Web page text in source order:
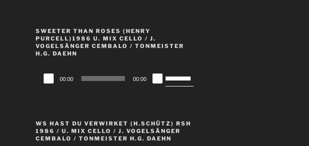
zu
SWEETER THAN ROSES (HENRY
PURCELL)1986 U. MIX CELLO / J.
VOGELSÄNGER CEMBALO / TONMEISTER
H.G. DAEHN
Audio-
Player
00:00 00:00
Hoch/Runter
Lautstärke
zu
WS HAST DU VERWIRKET (H.SCHÜTZ) RSH
1986 / U. MIX CELLO / J. VOGELSÄNGER
CEMBALO / TONMEISTER H.G. DAEHN